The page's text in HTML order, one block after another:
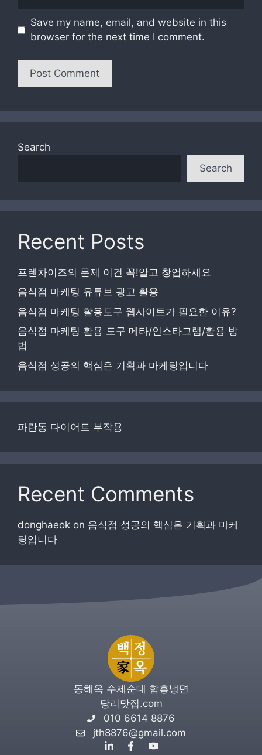
Save my name, email, and website in this
browser for the next time I comment.
Search
Search
Recent Posts
프렌차이즈의 문제 이건 꼭!알고 창업하세요
음식점 마케팅 유튜브 광고 활용
음식점 마케팅 활용도구 웹사이트가 필요한 이유?
음식점 마케팅 활용 도구 메타/인스타그램/활용 방
법
음식점 성공의 핵심은 기획과 마케팅입니다
파란통 다이어트 부작용
Recent Comments
donghaeok on 음식점 성공의 핵심은 기획과 마케
팅입니다
동해옥 수제순대 함흥냉면
당리맛집.com
010 6614 8876
jth8876@gmail.com